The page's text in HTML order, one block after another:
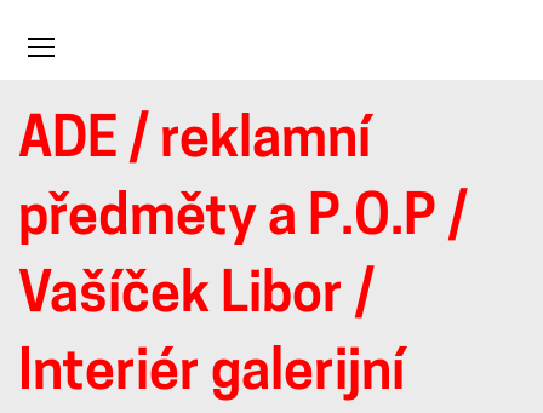
Toggle
ADE / reklamní
předměty a P.O.P /
Vašíček Libor /
Interiér galerijní
Interiér
galerijní
prodejny